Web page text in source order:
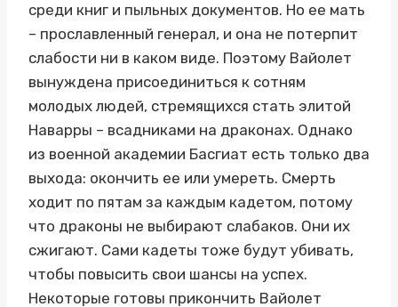
среди книг и пыльных документов. Но ее мать
– прославленный генерал, и она не потерпит
слабости ни в каком виде. Поэтому Вайолет
вынуждена присоединиться к сотням
молодых людей, стремящихся стать элитой
Наварры – всадниками на драконах. Однако
из военной академии Басгиат есть только два
выхода: окончить ее или умереть. Смерть
ходит по пятам за каждым кадетом, потому
что драконы не выбирают слабаков. Они их
сжигают. Сами кадеты тоже будут убивать,
чтобы повысить свои шансы на успех.
Некоторые готовы прикончить Вайолет